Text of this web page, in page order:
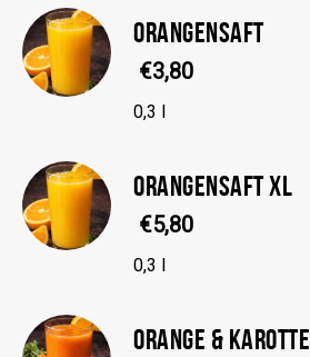
ORANGENSAFT
€3,80
0,3 l
ORANGENSAFT XL
€5,80
0,3 l
ORANGE & KAROTTE